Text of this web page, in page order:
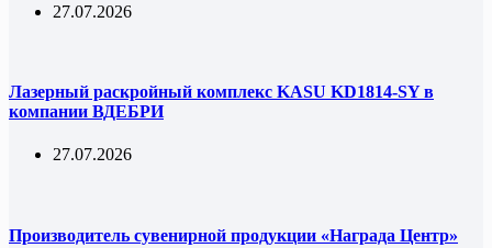
27.07.2026
Лазерный раскройный комплекс KASU KD1814-SY в
компании ВДЕБРИ
27.07.2026
Производитель сувенирной продукции «Награда Центр»